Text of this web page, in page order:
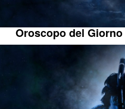
Oroscopo del